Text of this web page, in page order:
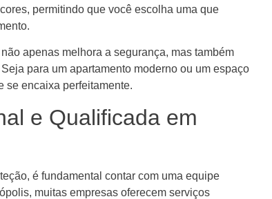
permitindo que você escolha uma que
apenas melhora a segurança, mas também
para um apartamento moderno ou um espaço
se encaixa perfeitamente.
e Qualificada em
é fundamental contar com uma equipe
muitas empresas oferecem serviços